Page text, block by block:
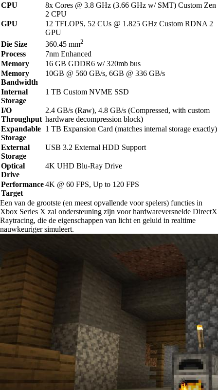
CPU
8x Cores @ 3.8 GHz (3.66 GHz w/ SMT) Custom Zen
2 CPU
GPU
12 TFLOPS, 52 CUs @ 1.825 GHz Custom RDNA 2
GPU
Die Size
360.45 mm2
Process
7nm Enhanced
Memory
16 GB GDDR6 w/ 320mb bus
Memory
Bandwidth
10GB @ 560 GB/s, 6GB @ 336 GB/s
Internal
Storage
1 TB Custom NVME SSD
I/O
Throughput
2.4 GB/s (Raw), 4.8 GB/s (Compressed, with custom
hardware decompression block)
Expandable
Storage
1 TB Expansion Card (matches internal storage exactly)
External
Storage
USB 3.2 External HDD Support
Optical
Drive
4K UHD Blu-Ray Drive
Performance
Target
4K @ 60 FPS, Up to 120 FPS
Een van de grootste (en meest opvallende voor spelers) functies in
Xbox Series X zal ondersteuning zijn voor hardwareversnelde DirectX
Raytracing, die de eigenschappen van licht en geluid in realtime
nauwkeuriger simuleert.